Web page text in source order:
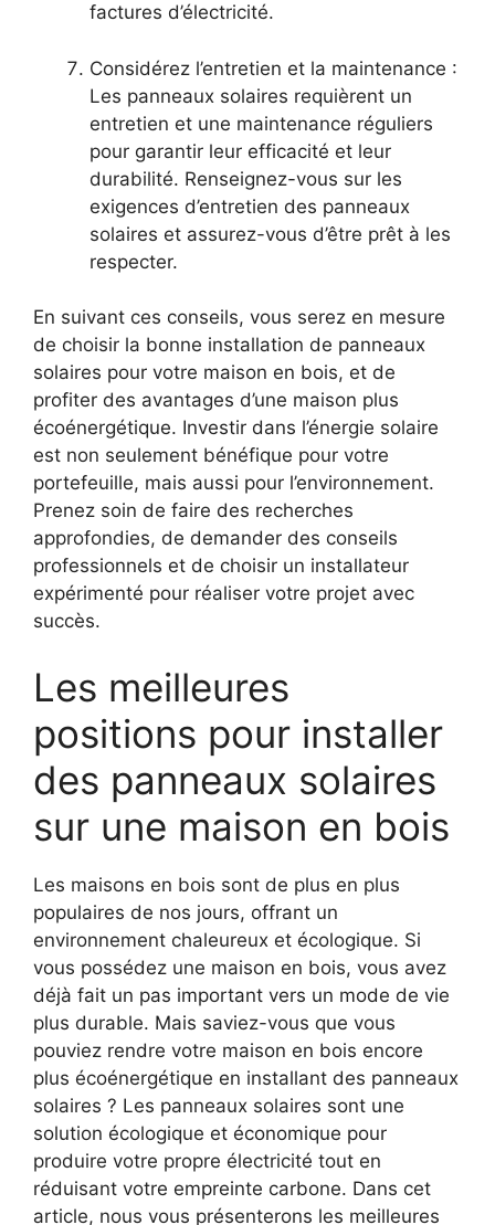
factures ⁤d’électricité.
Considérez l’entretien et la maintenance :
Les panneaux solaires requièrent un
entretien et une maintenance réguliers
pour garantir leur efficacité ⁣et⁢ leur
durabilité.​ Renseignez-vous sur les
exigences ⁣d’entretien des⁢ panneaux
solaires et assurez-vous d’être prêt à les
respecter.
En suivant ces conseils, vous‌ serez en mesure
de choisir la bonne installation de panneaux
solaires pour votre maison en bois, ‌et de
profiter ​des avantages d’une maison plus
écoénergétique. Investir dans l’énergie solaire
est non seulement bénéfique pour votre
portefeuille, mais aussi ⁢pour l’environnement.
Prenez soin de faire des recherches
approfondies, de demander des ​conseils
professionnels et‌ de⁢ choisir un installateur
expérimenté pour réaliser votre projet avec‍
succès.
Les meilleures
positions pour installer
des panneaux solaires
sur une maison en bois
Les maisons en bois sont de ⁢plus en plus
populaires ⁣de nos jours, offrant un
environnement chaleureux et écologique. Si
vous possédez une maison​ en bois, vous​ avez
déjà fait un ⁤pas ⁤important vers un mode⁢ de vie
plus durable. Mais ​saviez-vous que vous
pouviez rendre votre maison en bois encore
plus écoénergétique en installant des panneaux⁣
solaires ? Les panneaux​ solaires sont une
solution ⁢écologique et économique‍ pour
produire votre propre électricité tout en
réduisant votre empreinte​ carbone. Dans cet
article, nous​ vous présenterons les meilleures